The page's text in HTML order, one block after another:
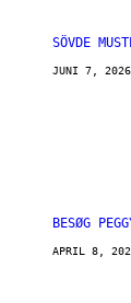
SÖVDE
JUNI 7, 2026
BESØG
APRIL 8,